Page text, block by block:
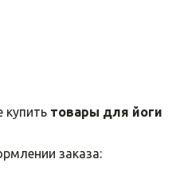
товары для йоги
заказа: